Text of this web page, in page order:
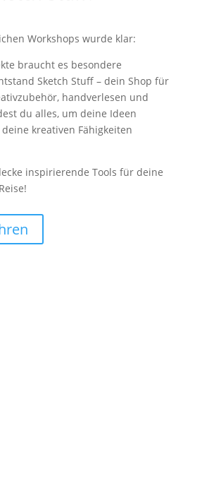
Workshops wurde klar:
braucht es besondere
Sketch Stuff – dein Shop für
handverlesen und
du alles, um deine Ideen
kreativen Fähigkeiten
inspirierende Tools für deine